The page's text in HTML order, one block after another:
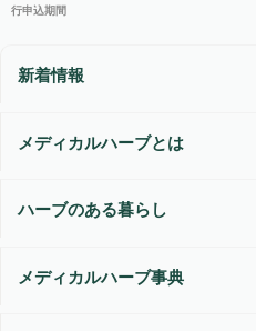
行申込期間
新着情報
メディカルハーブとは
ハーブのある暮らし
メディカルハーブ事典